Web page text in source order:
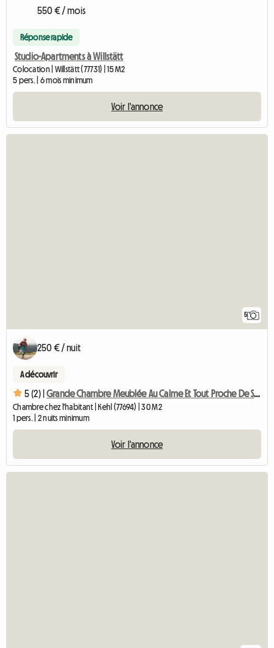
550 € / mois
Réponse rapide
Studio-Apartments à Willstätt
Colocation | Willstätt (77731) | 15 M2
5 pers. | 6 mois minimum
Voir l'annonce
5
250 € / nuit
A découvrir
5 (2) | Grande Chambre Meublée Au Calme Et Tout Proche De Strasbourg
Chambre chez l'habitant | Kehl (77694) | 30 M2
1 pers. | 2 nuits minimum
Voir l'annonce